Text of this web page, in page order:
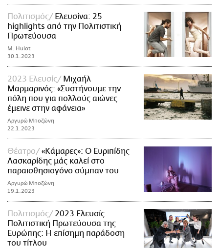
Πολιτισμός
Ελευσίνα: 25
highlights από την Πολιτιστική
Πρωτεύουσα
M. Hulot
30.1.2023
2023 Ελευσίς
Μιχαήλ
Μαρμαρινός: «Συστήνουμε την
πόλη που για πολλούς αιώνες
έμεινε στην αφάνεια»
Αργυρώ Μποζώνη
22.1.2023
Θέατρο
«Κάμαρες»: Ο Ευριπίδης
Λασκαρίδης μάς καλεί στο
παραισθησιογόνο σύμπαν του
Αργυρώ Μποζώνη
19.1.2023
Πολιτισμός
2023 Ελευσίς
Πολιτιστική Πρωτεύουσα της
Ευρώπης: Η επίσημη παράδοση
του τίτλου